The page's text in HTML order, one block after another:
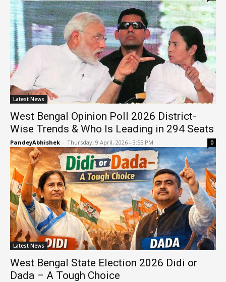
Latest News
West Bengal Opinion Poll 2026 District-
Wise Trends & Who Is Leading in 294 Seats
PandeyAbhishek - Thursday, 9 April, 2026 - 3:55 PM 0
Latest News
West Bengal State Election 2026 Didi or
Dada – A Tough Choice